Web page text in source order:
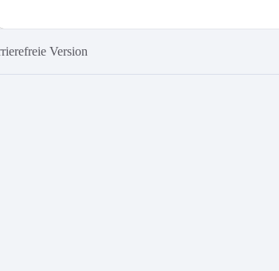
Version